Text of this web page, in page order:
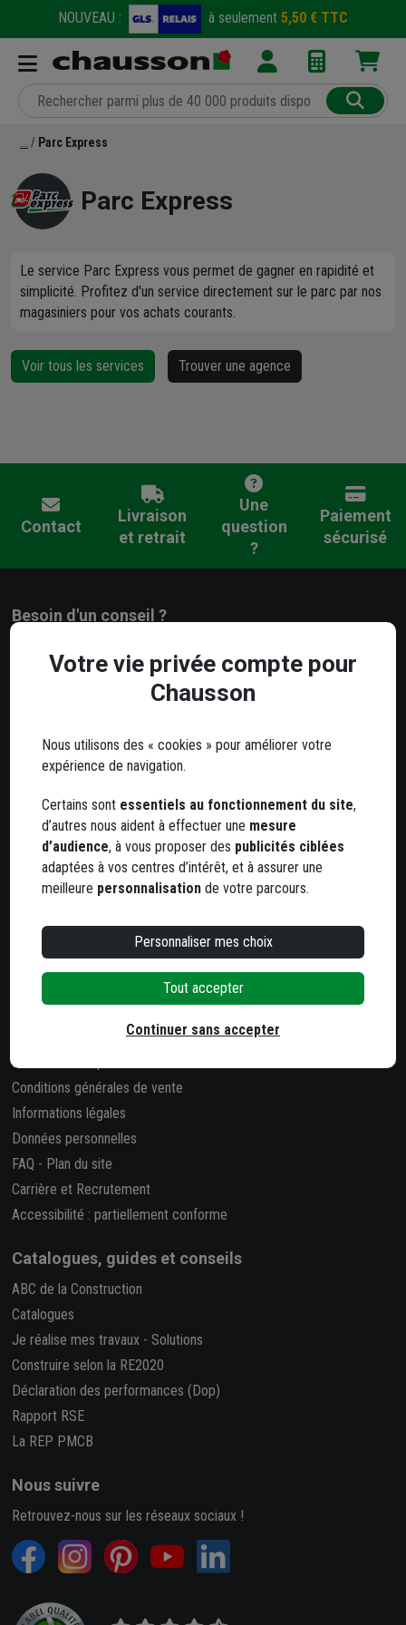
NOUVEAU : à seulement 5,50 € TTC
Parc Express
Parc Express
Le service Parc Express vous permet de gagner en rapidité et
simplicité. Profitez d'un service directement sur le parc par nos
magasiniers pour vos achats courants.
Voir tous les services Trouver une agence
Contact
Livraison
et retrait
Une
question
?
Paiement
sécurisé
Besoin d'un conseil ?
Du lundi au jeudi
de 8h à 12h et de 13h30 à 17h
de 8h à 12h et de 13h30 à 16h
800 agencesdans toute la France
Trouvez votre agence la plus proche
Informations pratiques
Nos salles d'exposition
Conditions générales de vente
Informations légales
Données personnelles
FAQ - Plan du site
Carrière et Recrutement
Accessibilité : partiellement conforme
Catalogues, guides et conseils
ABC de la Construction
Catalogues
Je réalise mes travaux - Solutions
Construire selon la RE2020
Déclaration des performances (Dop)
Rapport RSE
La REP PMCB
Nous suivre
Retrouvez-nous sur les réseaux sociaux !
Votre vie privée compte pour
Chausson
Nous utilisons des « cookies » pour améliorer votre
expérience de navigation.
Certains sont essentiels au fonctionnement du site,
d’autres nous aident à effectuer une mesure
d’audience, à vous proposer des publicités ciblées
adaptées à vos centres d’intérêt, et à assurer une
meilleure personnalisation de votre parcours.
Personnaliser mes choix
Tout accepter
Continuer sans accepter